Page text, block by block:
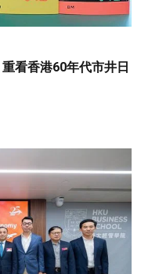
看香港60年代市井日